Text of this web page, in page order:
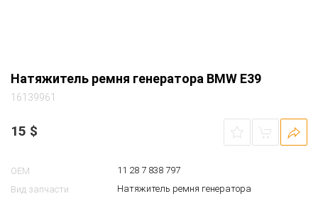
Натяжитель ремня генератора BMW E39
16139961
15 $
OEM
11 28 7 838 797
Вид запчасти
Натяжитель ремня генератора